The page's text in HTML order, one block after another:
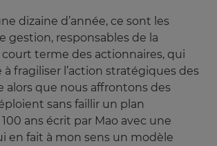
dizaine d’année, ce sont les
gestion, responsables de la
terme des actionnaires, qui
fragiliser l’action stratégiques des
alors que nous affrontons des
sans faillir un plan
ans écrit par Mao avec une
en fait à mon sens un modèle